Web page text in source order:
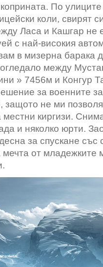
По
коли, свирят
Ласа и Кашгар не
с най-високия
в мизерна барака
огледало между
» 7456м и Конгур
за военните
защото не ми
местни киргизи.
и няколко юрти.
за спускане със
от младежките